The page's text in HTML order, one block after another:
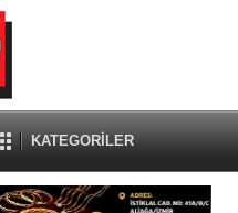
KATEGORİLER